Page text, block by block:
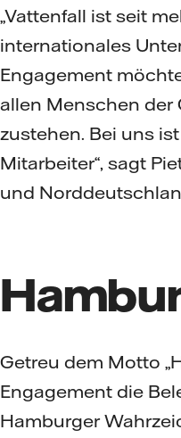
„Vattenfall ist seit
internationales
Engagement
allen Menschen der
zustehen. Bei uns
Mitarbeiter“, sagt
und
Getreu dem Motto
Engagement die
Hamburger